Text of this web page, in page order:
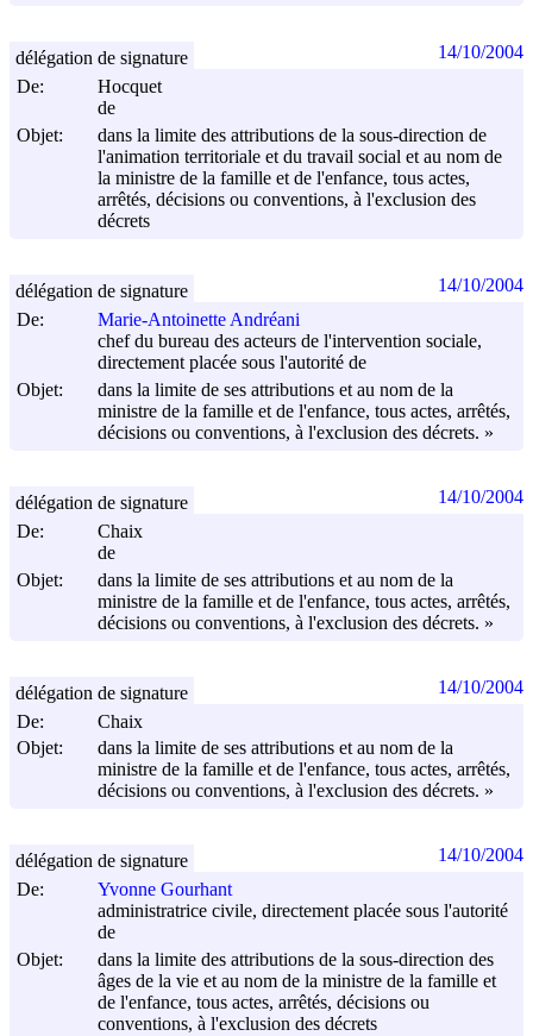
De:
Hocquet
de
Objet:
dans la limite des attributions de la sous-direction de
l'animation territoriale et du travail social et au nom de
la ministre de la famille et de l'enfance, tous actes,
arrêtés, décisions ou conventions, à l'exclusion des
décrets
délégation de signature 14/10/2004
De:
Marie-Antoinette Andréani
chef du bureau des acteurs de l'intervention sociale,
directement placée sous l'autorité de
Objet:
dans la limite de ses attributions et au nom de la
ministre de la famille et de l'enfance, tous actes, arrêtés,
décisions ou conventions, à l'exclusion des décrets. »
délégation de signature 14/10/2004
De:
Chaix
de
Objet:
dans la limite de ses attributions et au nom de la
ministre de la famille et de l'enfance, tous actes, arrêtés,
décisions ou conventions, à l'exclusion des décrets. »
délégation de signature 14/10/2004
De:
Chaix
Objet:
dans la limite de ses attributions et au nom de la
ministre de la famille et de l'enfance, tous actes, arrêtés,
décisions ou conventions, à l'exclusion des décrets. »
délégation de signature 14/10/2004
De:
Yvonne Gourhant
administratrice civile, directement placée sous l'autorité
de
Objet:
dans la limite des attributions de la sous-direction des
âges de la vie et au nom de la ministre de la famille et
de l'enfance, tous actes, arrêtés, décisions ou
conventions, à l'exclusion des décrets
délégation de signature 14/10/2004